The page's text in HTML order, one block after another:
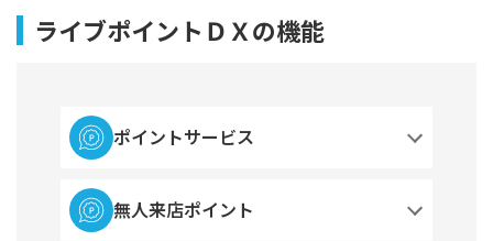
ライブポイントＤＸの機能
ポイントサービス
無人来店ポイント